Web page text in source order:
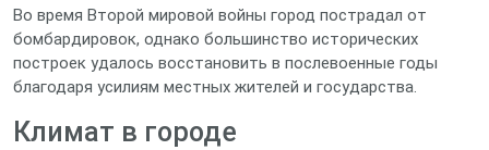
Во время Второй мировой войны город пострадал от
бомбардировок, однако большинство исторических
построек удалось восстановить в послевоенные годы
благодаря усилиям местных жителей и государства.
Климат в городе